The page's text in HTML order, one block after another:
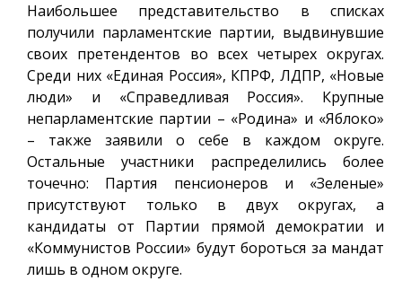
Наибольшее представительство в списках
получили парламентские партии, выдвинувшие
своих претендентов во всех четырех округах.
Среди них «Единая Россия», КПРФ, ЛДПР, «Новые
люди» и «Справедливая Россия». Крупные
непарламентские партии – «Родина» и «Яблоко»
– также заявили о себе в каждом округе.
Остальные участники распределились более
точечно: Партия пенсионеров и «Зеленые»
присутствуют только в двух округах, а
кандидаты от Партии прямой демократии и
«Коммунистов России» будут бороться за мандат
лишь в одном округе.